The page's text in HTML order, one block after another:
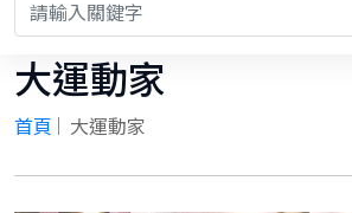
大運動家
首頁 大運動家